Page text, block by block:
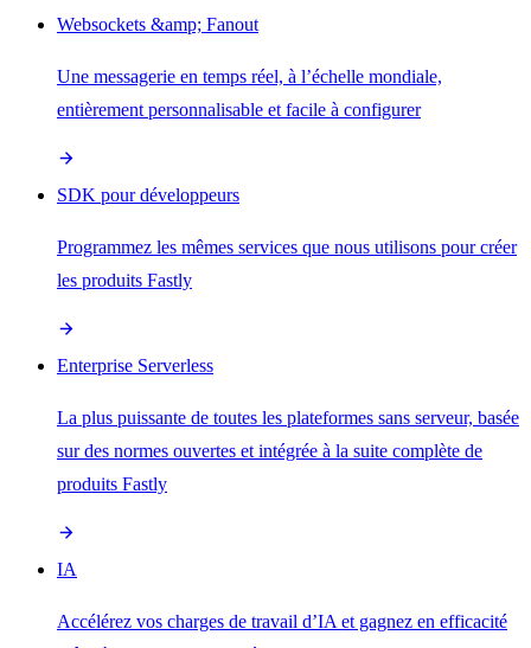
Websockets &amp; Fanout
Une messagerie en temps réel, à l’échelle mondiale,
entièrement personnalisable et facile à configurer
SDK pour développeurs
Programmez les mêmes services que nous utilisons pour créer
les produits Fastly
Enterprise Serverless
La plus puissante de toutes les plateformes sans serveur, basée
sur des normes ouvertes et intégrée à la suite complète de
produits Fastly
IA
Accélérez vos charges de travail d’IA et gagnez en efficacité